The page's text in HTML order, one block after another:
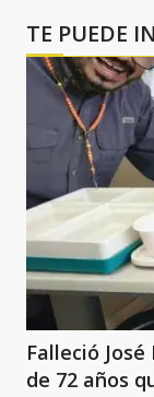
TE PUEDE
Falleció
de 72 años